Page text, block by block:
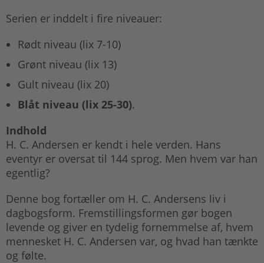
Serien er inddelt i fire niveauer:
Rødt niveau (lix 7-10)
Grønt niveau (lix 13)
Gult niveau (lix 20)
Blåt niveau (lix 25-30).
Indhold
H. C. Andersen er kendt i hele verden. Hans
eventyr er oversat til 144 sprog. Men hvem var han
egentlig?
Denne bog fortæller om H. C. Andersens liv i
dagbogsform. Fremstillingsformen gør bogen
levende og giver en tydelig fornemmelse af, hvem
mennesket H. C. Andersen var, og hvad han tænkte
og følte.